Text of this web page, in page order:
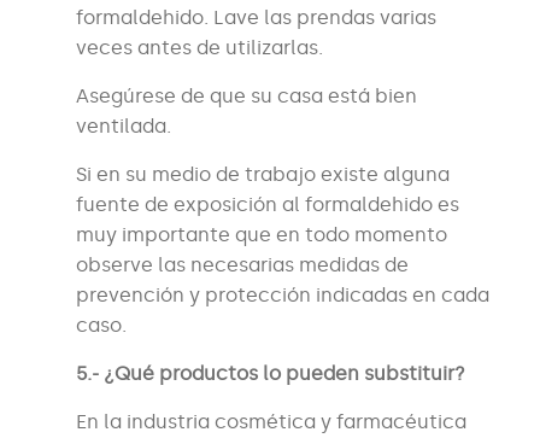
formaldehido. Lave las prendas varias
veces antes de utilizarlas.
Asegúrese de que su casa está bien
ventilada.
Si en su medio de trabajo existe alguna
fuente de exposición al formaldehido es
muy importante que en todo momento
observe las necesarias medidas de
prevención y protección indicadas en cada
caso.
5.- ¿Qué productos lo pueden substituir?
En la industria cosmética y farmacéutica